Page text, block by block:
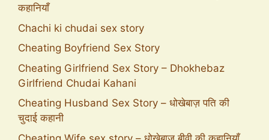
कहानियाँ
Chachi ki chudai sex story
Cheating Boyfriend Sex Story
Cheating Girlfriend Sex Story – Dhokhebaz
Girlfriend Chudai Kahani
Cheating Husband Sex Story – धोखेबाज़ पति की
चुदाई कहानी